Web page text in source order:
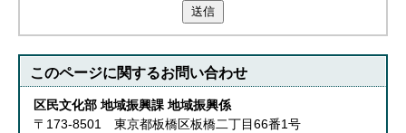
送信
このページに関するお問い合わせ
区民文化部 地域振興課 地域振興係
〒173-8501 東京都板橋区板橋二丁目66番1号